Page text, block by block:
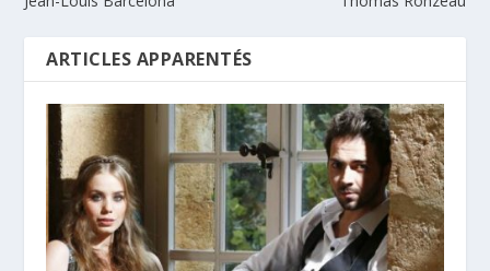
ARTICLES APPARENTÉS